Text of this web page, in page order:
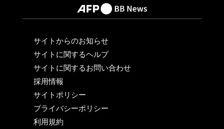
サイトからのお知らせ
サイトに関するヘルプ
サイトに関するお問い合わせ
採用情報
サイトポリシー
プライバシーポリシー
利用規約